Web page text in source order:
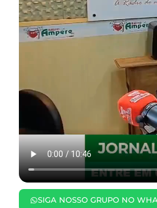
SIGA NOSSO GRUPO NO